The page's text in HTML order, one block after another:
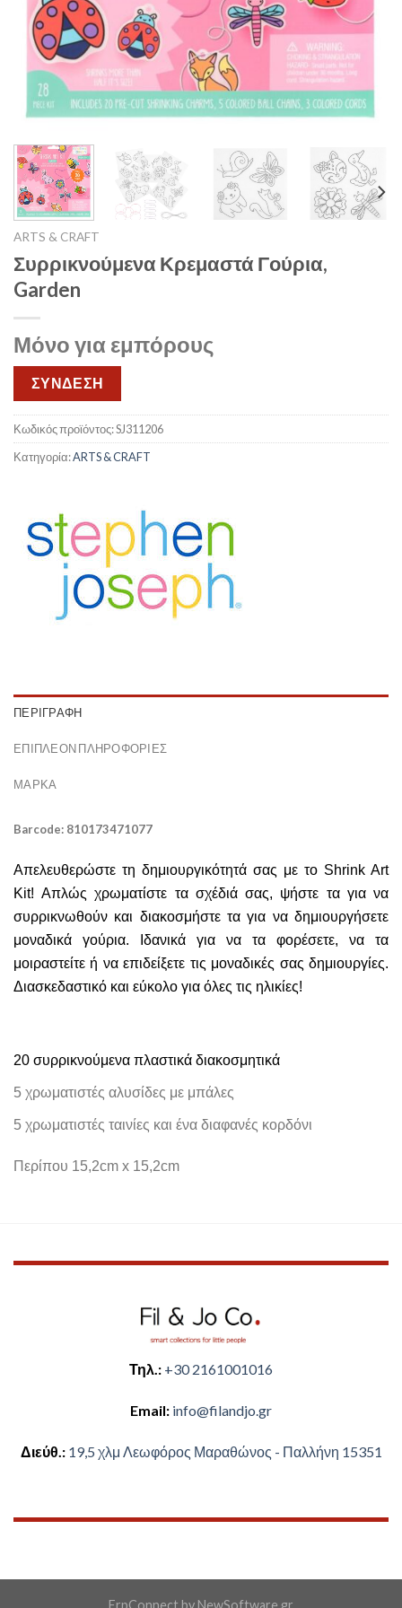
ARTS & CRAFT
Συρρικνούμενα Κρεμαστά Γούρια,
Garden
Μόνο για εμπόρους
ΣΥΝΔΕΣΗ
Κωδικός προϊόντος:SJ311206
Κατηγορία:ARTS & CRAFT
ΠΕΡΙΓΡΑΦΉ
ΕΠΙΠΛΈΟΝ ΠΛΗΡΟΦΟΡΊΕΣ
ΜΆΡΚΑ
Barcode: 810173471077
Απελευθερώστε τη δημιουργικότητά σας με το Shrink Art
Kit! Απλώς χρωματίστε τα σχέδιά σας, ψήστε τα για να
συρρικνωθούν και διακοσμήστε τα για να δημιουργήσετε
μοναδικά γούρια. Ιδανικά για να τα φορέσετε, να τα
μοιραστείτε ή να επιδείξετε τις μοναδικές σας δημιουργίες.
Διασκεδαστικό και εύκολο για όλες τις ηλικίες!
20 συρρικνούμενα πλαστικά διακοσμητικά
5 χρωματιστές αλυσίδες με μπάλες
5 χρωματιστές ταινίες και ένα διαφανές κορδόνι
Περίπου 15,2cm x 15,2cm
Τηλ.: +30 2161001016
Email: ​info@filandjo.gr
Διεύθ.: ​​19,5 χλμ Λεωφόρος Μαραθώνος - ​​Παλλήνη 15351